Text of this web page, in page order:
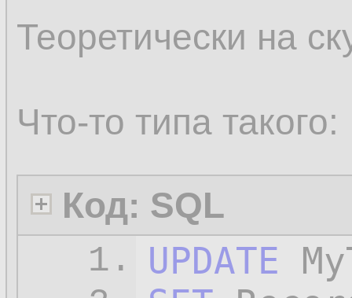
Теоретически на
Что-то типа такого:
Код: SQL
1.
UPDATE